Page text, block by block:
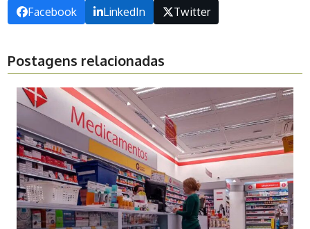
Facebook LinkedIn Twitter
Postagens relacionadas